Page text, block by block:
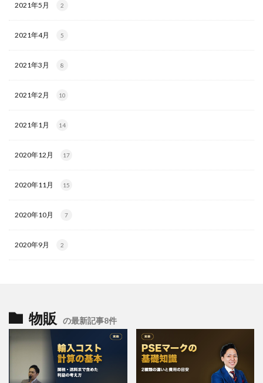
2021年5月 2
2021年4月 5
2021年3月 8
2021年2月 10
2021年1月 14
2020年12月 17
2020年11月 15
2020年10月 7
2020年9月 2
物販 の最新記事8件